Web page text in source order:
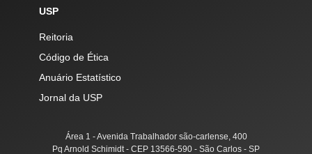
USP
Reitoria
Código de Ética
Anuário Estatístico
Jornal da USP
Área 1 - Avenida Trabalhador são-carlense, 400
Pq Arnold Schimidt - CEP 13566-590 - São Carlos - SP